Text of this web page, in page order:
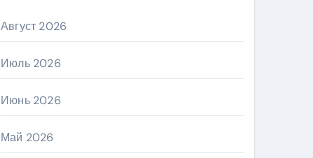
Август 2026
Июль 2026
Июнь 2026
Май 2026